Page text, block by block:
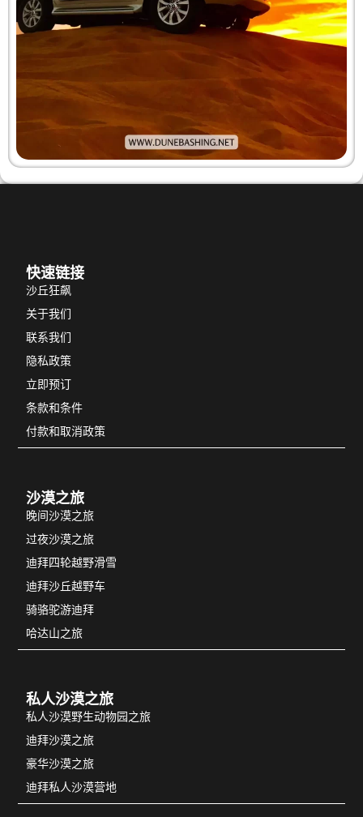
快速链接
沙丘狂飙
关于我们
联系我们
隐私政策
立即预订
条款和条件
付款和取消政策
沙漠之旅
晚间沙漠之旅
过夜沙漠之旅
迪拜四轮越野滑雪
迪拜沙丘越野车
骑骆驼游迪拜
哈达山之旅
私人沙漠之旅
私人沙漠野生动物园之旅
迪拜沙漠之旅
豪华沙漠之旅
迪拜私人沙漠营地